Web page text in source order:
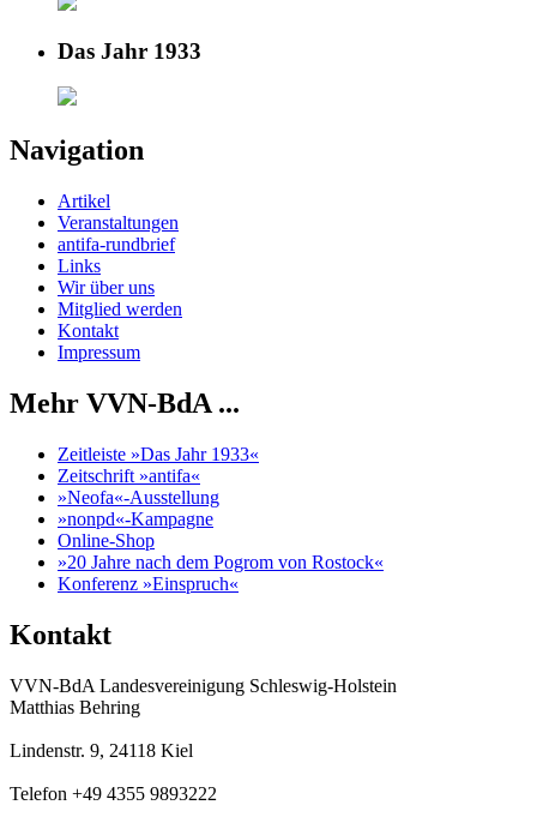
Das Jahr 1933
Navigation
Artikel
Veranstaltungen
antifa-rundbrief
Links
Wir über uns
Mitglied werden
Kontakt
Impressum
Mehr VVN-BdA ...
Zeitleiste »Das Jahr 1933«
Zeitschrift »antifa«
»Neofa«-Ausstellung
»nonpd«-Kampagne
Online-Shop
»20 Jahre nach dem Pogrom von Rostock«
Konferenz »Einspruch«
Kontakt
VVN-BdA Landesvereinigung Schleswig-Holstein
Matthias Behring
Lindenstr. 9, 24118 Kiel
Telefon +49 4355 9893222